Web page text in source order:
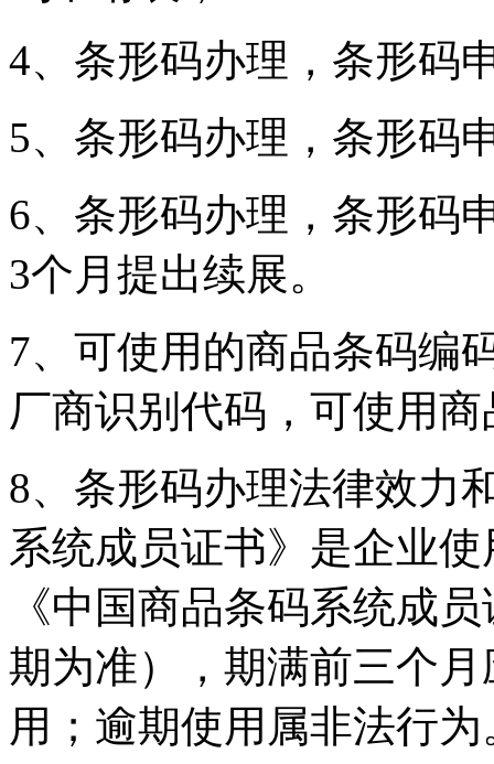
4、条形码办理，条形码
5、条形码办理，条形码
6、条形码办理，条形码
3个月提出续展。
7、可使用的商品条码编
厂商识别代码，可使用
8、条形码办理法律效力
系统成员证书》是企业
《中国商品条码系统成
期为准），期满前三个
用；逾期使用属非法行为